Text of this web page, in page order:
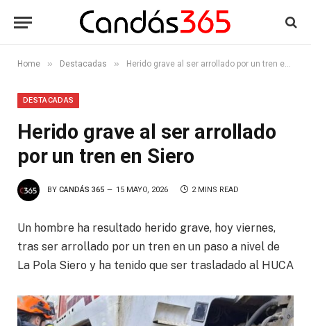
Home » Destacadas » Herido grave al ser arrollado por un tren en Siero
DESTACADAS
Herido grave al ser arrollado
por un tren en Siero
BY CANDÁS 365 15 MAYO, 2026 2 MINS READ
Un hombre ha resultado herido grave, hoy viernes,
tras ser arrollado por un tren en un paso a nivel de
La Pola Siero y ha tenido que ser trasladado al HUCA